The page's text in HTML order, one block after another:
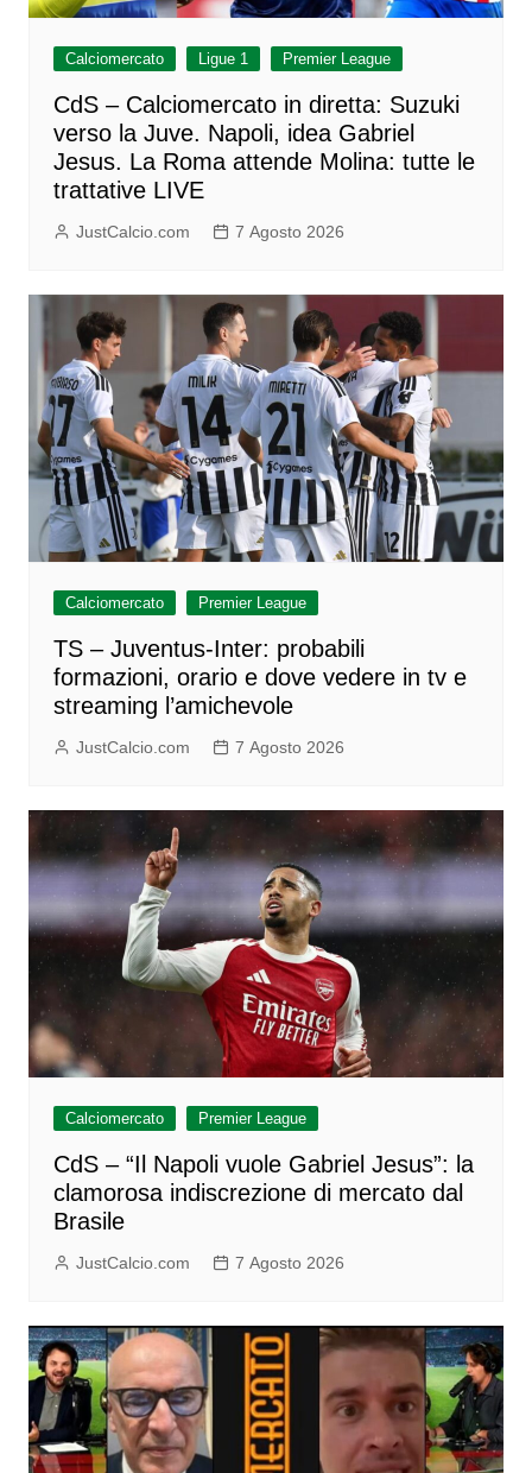
Calciomercato Ligue 1 Premier League
CdS – Calciomercato in diretta: Suzuki
verso la Juve. Napoli, idea Gabriel
Jesus. La Roma attende Molina: tutte le
trattative LIVE
JustCalcio.com 7 Agosto 2026
Calciomercato Premier League
TS – Juventus-Inter: probabili
formazioni, orario e dove vedere in tv e
streaming l’amichevole
JustCalcio.com 7 Agosto 2026
Calciomercato Premier League
CdS – “Il Napoli vuole Gabriel Jesus”: la
clamorosa indiscrezione di mercato dal
Brasile
JustCalcio.com 7 Agosto 2026